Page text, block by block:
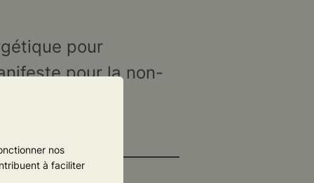
pour
pour la non-
nos
à faciliter